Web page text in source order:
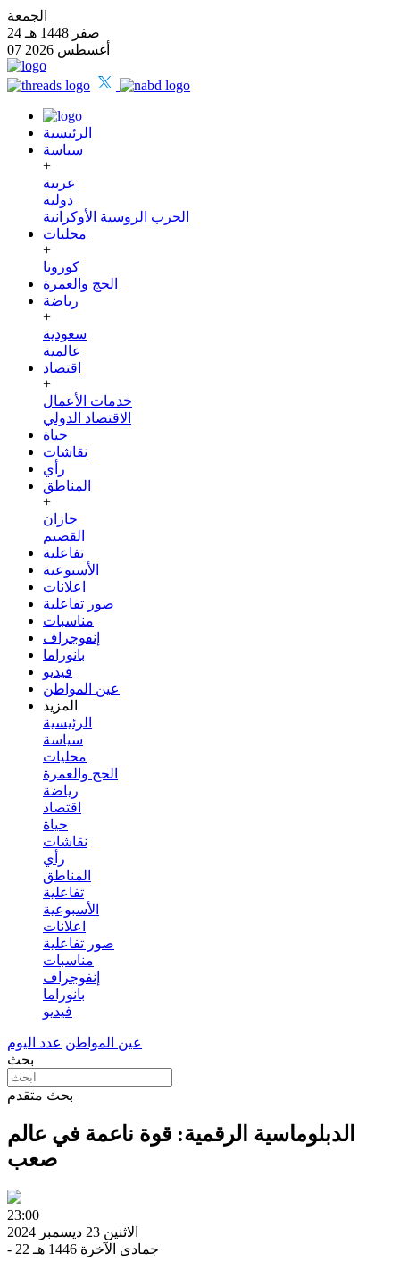
الجمعة
24 صفر 1448 هـ
07 أغسطس 2026
الرئيسية
سياسة
+
عربية
دولية
الحرب الروسية الأوكرانية
محليات
+
كورونا
الحج والعمرة
رياضة
+
سعودية
عالمية
اقتصاد
+
خدمات الأعمال
الاقتصاد الدولي
حياة
نقاشات
رأي
المناطق
+
جازان
القصيم
تفاعلية
الأسبوعية
اعلانات
صور تفاعلية
مناسبات
إنفوجراف
بانوراما
فيديو
عين المواطن
المزيد
الرئيسية
سياسة
محليات
الحج والعمرة
رياضة
اقتصاد
حياة
نقاشات
رأي
المناطق
تفاعلية
الأسبوعية
اعلانات
صور تفاعلية
مناسبات
إنفوجراف
بانوراما
فيديو
عين المواطن عدد اليوم
بحث
بحث متقدم
الدبلوماسية الرقمية: قوة ناعمة في عالم
صعب
23:00
الاثنين 23 ديسمبر 2024
- 22 جمادى الآخرة 1446 هـ